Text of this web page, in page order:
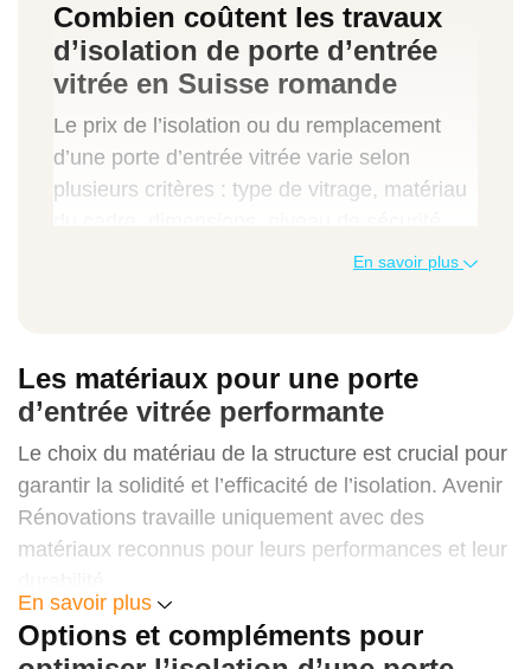
Combien coûtent les travaux
d’isolation de porte d’entrée
vitrée en Suisse romande
Le prix de l’isolation ou du remplacement
d’une porte d’entrée vitrée varie selon
plusieurs critères : type de vitrage, matériau
finitions et complexité de la pose. Avenir
Type de prestation
Prix total moyen (CHF)
En savoir plus
Les matériaux pour une porte
d’entrée vitrée performante
Le choix du matériau de la structure est crucial pour
garantir la solidité et l’efficacité de l’isolation. Avenir
Rénovations travaille uniquement avec des
matériaux reconnus pour leurs performances et leur
Aluminium à rupture de pont thermique
En savoir plus
Options et compléments pour